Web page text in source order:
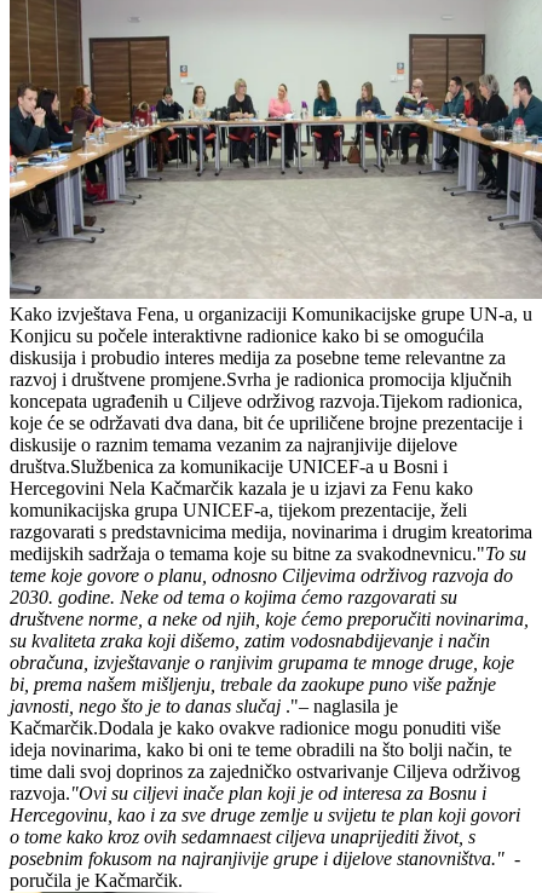
Kako izvještava Fena, u organizaciji Komunikacijske grupe UN-a, u
Konjicu su počele interaktivne radionice kako bi se omogućila
diskusija i probudio interes medija za posebne teme relevantne za
razvoj i društvene promjene.Svrha je radionica promocija ključnih
koncepata ugrađenih u Ciljeve održivog razvoja.Tijekom radionica,
koje će se održavati dva dana, bit će upriličene brojne prezentacije i
diskusije o raznim temama vezanim za najranjivije dijelove
društva.Službenica za komunikacije UNICEF-a u Bosni i
Hercegovini Nela Kačmarčik kazala je u izjavi za Fenu kako
komunikacijska grupa UNICEF-a, tijekom prezentacije, želi
razgovarati s predstavnicima medija, novinarima i drugim kreatorima
medijskih sadržaja o temama koje su bitne za svakodnevnicu."To su
teme koje govore o planu, odnosno Ciljevima održivog razvoja do
2030. godine. Neke od tema o kojima ćemo razgovarati su
društvene norme, a neke od njih, koje ćemo preporučiti novinarima,
su kvaliteta zraka koji dišemo, zatim vodosnabdijevanje i način
obračuna, izvještavanje o ranjivim grupama te mnoge druge, koje
bi, prema našem mišljenju, trebale da zaokupe puno više pažnje
javnosti, nego što je to danas slučaj ."– naglasila je
Kačmarčik.Dodala je kako ovakve radionice mogu ponuditi više
ideja novinarima, kako bi oni te teme obradili na što bolji način, te
time dali svoj doprinos za zajedničko ostvarivanje Ciljeva održivog
razvoja."Ovi su ciljevi inače plan koji je od interesa za Bosnu i
Hercegovinu, kao i za sve druge zemlje u svijetu te plan koji govori
o tome kako kroz ovih sedamnaest ciljeva unaprijediti život, s
posebnim fokusom na najranjivije grupe i dijelove stanovništva." -
poručila je Kačmarčik.